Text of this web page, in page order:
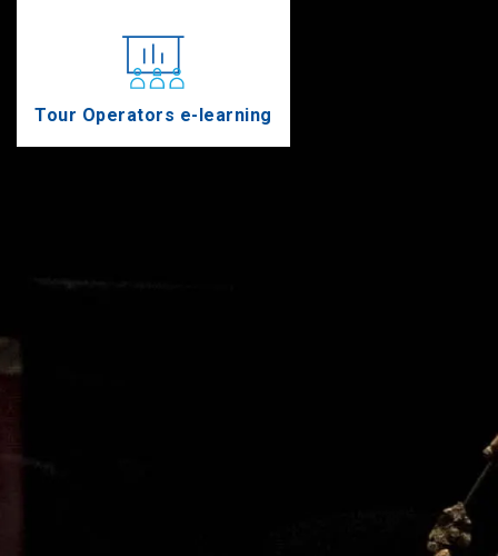
Tour Operators e-learning